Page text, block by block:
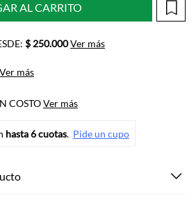
AL CARRITO
$ 250.000Ver más
Ver más
COSTOVer más